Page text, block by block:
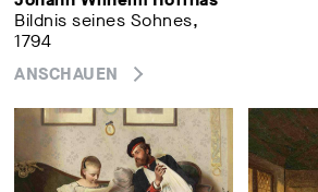
Bildnis seines Sohnes,
1794
ANSCHAUEN